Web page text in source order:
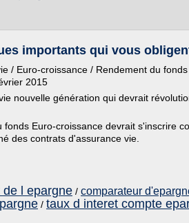
importants qui vous
/ Euro-croissance / Rendement du
2015
nouvelle génération qui devrait
Euro-croissance devrait s'inscrire
des contrats d'assurance vie.
l epargne / comparateur
/ taux d interet compte